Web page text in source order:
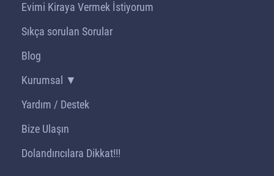
Evimi Kiraya Vermek İstiyorum
Sıkça sorulan Sorular
Blog
Kurumsal ▼
Yardım / Destek
Bize Ulaşın
Dolandırıcılara Dikkat!!!